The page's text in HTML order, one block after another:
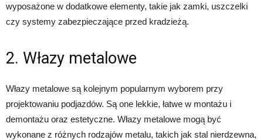
wyposażone w dodatkowe elementy, takie jak zamki, uszczelki
czy systemy zabezpieczające przed kradzieżą.
2. Włazy metalowe
Włazy metalowe są kolejnym popularnym wyborem przy
projektowaniu podjazdów. Są one lekkie, łatwe w montażu i
demontażu oraz estetyczne. Włazy metalowe mogą być
wykonane z różnych rodzajów metalu, takich jak stal nierdzewna,